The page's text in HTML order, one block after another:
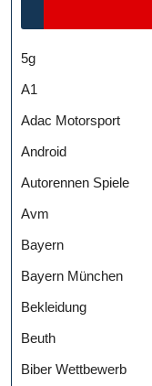
5g
A1
Adac Motorsport
Android
Autorennen Spiele
Avm
Bayern
Bayern München
Bekleidung
Beuth
Biber Wettbewerb